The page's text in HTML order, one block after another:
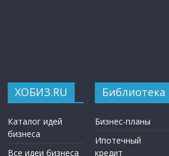
ХОБИЗ.RU
Каталог идей
бизнеса
Все идеи бизнеса
Библиотека
Бизнес-планы
Ипотечный
кредит